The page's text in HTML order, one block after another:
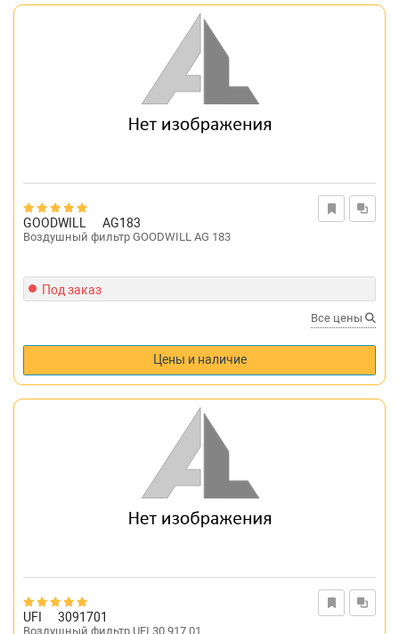
GOODWILL AG183
Воздушный фильтр GOODWILL AG 183
Под заказ
Все цены
Цены и наличие
UFI 3091701
Воздушный фильтр UFI 30.917.01